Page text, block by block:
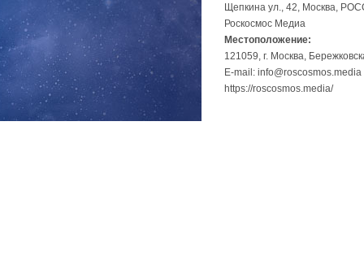
Щепкина ул., 42, Москва,
Роскосмос Медиа
Местоположение:
121059, г. Москва,
E-mail: info@roscosmos.media
https://roscosmos.media/